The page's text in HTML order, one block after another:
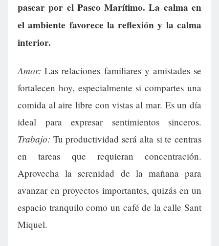
pasear por el Paseo Marítimo. La calma en
el ambiente favorece la reflexión y la calma
interior.
Amor: Las relaciones familiares y amistades se
fortalecen hoy, especialmente si compartes una
comida al aire libre con vistas al mar. Es un día
ideal para expresar sentimientos sinceros.
Trabajo: Tu productividad será alta si te centras
en tareas que requieran concentración.
Aprovecha la serenidad de la mañana para
avanzar en proyectos importantes, quizás en un
espacio tranquilo como un café de la calle Sant
Miquel.